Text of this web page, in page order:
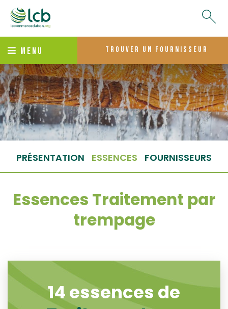
MENU trouver un fournisseur
PRÉSENTATION ESSENCES FOURNISSEURS
Essences Traitement par
trempage
14 essences de